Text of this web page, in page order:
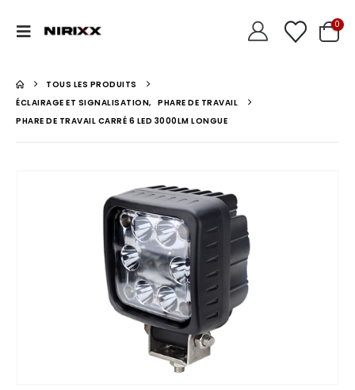
0
TOUS LES PRODUITS
ÉCLAIRAGE ET SIGNALISATION, PHARE DE TRAVAIL
PHARE DE TRAVAIL CARRÉ 6 LED 3000LM LONGUE